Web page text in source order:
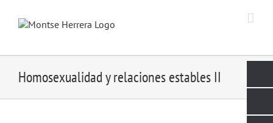
content
Homosexualidad y relaciones estables II